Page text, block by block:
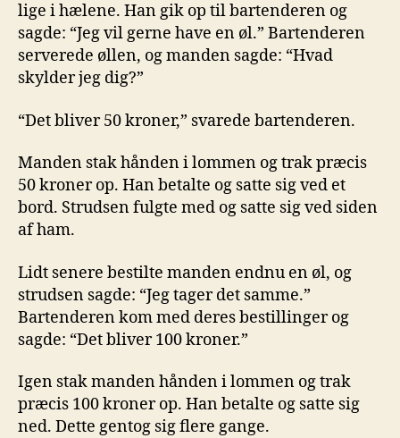
lige i hælene. Han gik op til bartenderen og
sagde: “Jeg vil gerne have en øl.” Bartenderen
serverede øllen, og manden sagde: “Hvad
skylder jeg dig?”
“Det bliver 50 kroner,” svarede bartenderen.
Manden stak hånden i lommen og trak præcis
50 kroner op. Han betalte og satte sig ved et
bord. Strudsen fulgte med og satte sig ved siden
af ham.
Lidt senere bestilte manden endnu en øl, og
strudsen sagde: “Jeg tager det samme.”
Bartenderen kom med deres bestillinger og
sagde: “Det bliver 100 kroner.”
Igen stak manden hånden i lommen og trak
præcis 100 kroner op. Han betalte og satte sig
ned. Dette gentog sig flere gange.